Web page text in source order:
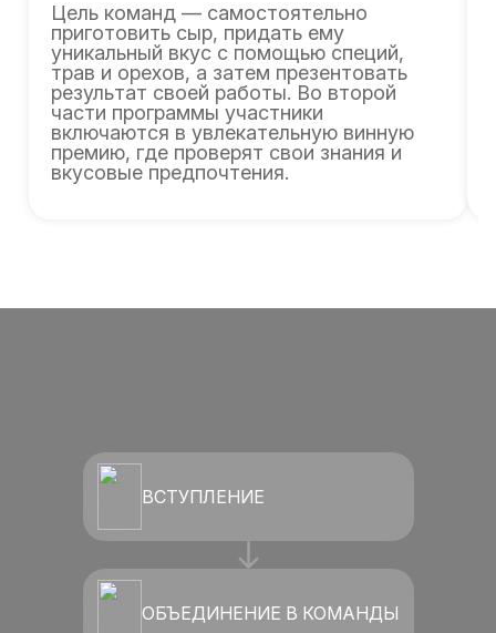
Цель команд — самостоятельно
приготовить сыр, придать ему
уникальный вкус с помощью специй,
трав и орехов, а затем презентовать
результат своей работы. Во второй
части программы участники
включаются в увлекательную винную
премию, где проверят свои знания и
вкусовые предпочтения.
ВСТУПЛЕНИЕ
ОБЪЕДИНЕНИЕ В КОМАНДЫ